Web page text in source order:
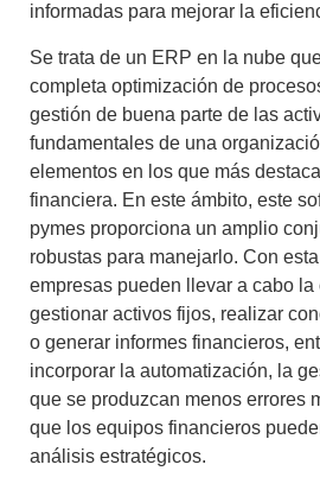
informadas para mejorar la
Se trata de un ERP en la nube
completa optimización de
gestión de buena parte de las
fundamentales de una
elementos en los que más
financiera. En este ámbito, este
pymes proporciona un amplio
robustas para manejarlo. Con
empresas pueden llevar a cabo
gestionar activos fijos, realizar
o generar informes financieros,
incorporar la automatización, la
que se produzcan menos errores
que los equipos financieros
análisis estratégicos.